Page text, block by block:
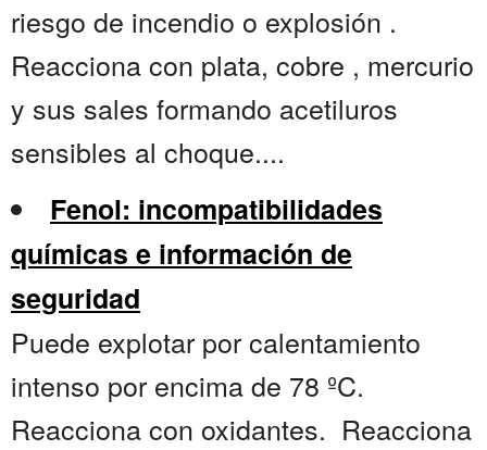
riesgo de incendio o explosión .
Reacciona con plata, cobre , mercurio
y sus sales formando acetiluros
sensibles al choque....
Fenol: incompatibilidades
químicas e información de
seguridad
Puede explotar por calentamiento
intenso por encima de 78 ºC.
Reacciona con oxidantes. Reacciona